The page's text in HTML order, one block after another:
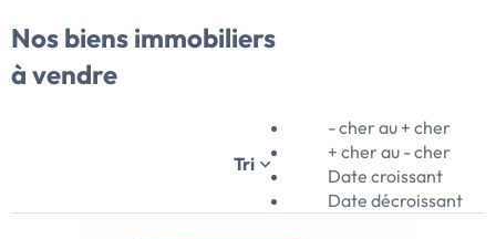
Nos biens immobiliers
à vendre
Tri
- cher au + cher
+ cher au - cher
Date croissant
Date décroissant